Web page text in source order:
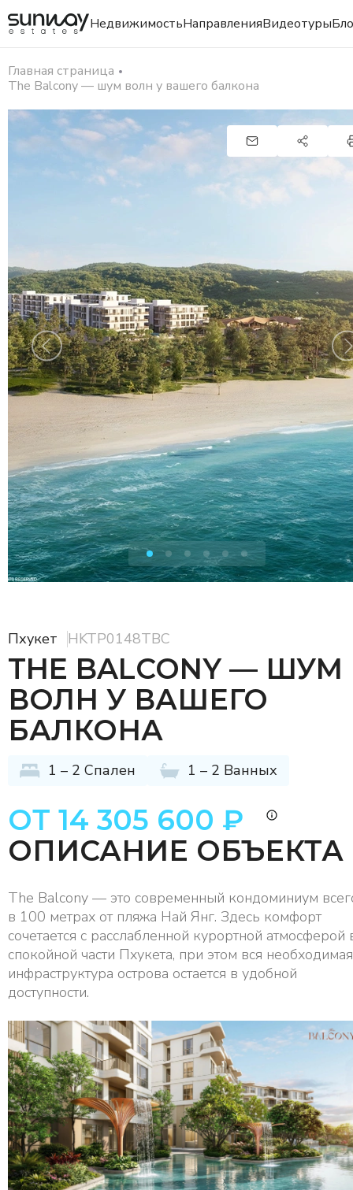
НедвижимостьНаправленияВидеотуры
Главная страница
The Balcony — шум волн у вашего балкона
Пхукет HKTP0148TBC
THE BALCONY — ШУМ
ВОЛН У ВАШЕГО
БАЛКОНА
1 – 2 Спален 1 – 2 Ванных
ОТ 14 305 600 ₽
ОПИСАНИЕ ОБЪЕКТА
The Balcony — это современный кондоминиум
в 100 метрах от пляжа Най Янг. Здесь комфорт
сочетается с расслабленной курортной атмосферой
спокойной части Пхукета, при этом вся необходимая
инфраструктура острова остается в удобной
доступности.